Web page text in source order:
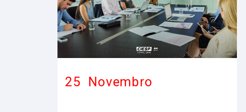
25 Novembro